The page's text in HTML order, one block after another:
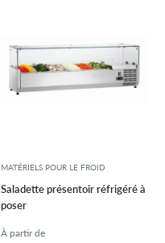
MATÉRIELS POUR LE FROID
Saladette présentoir réfrigéré à
poser
À partir de